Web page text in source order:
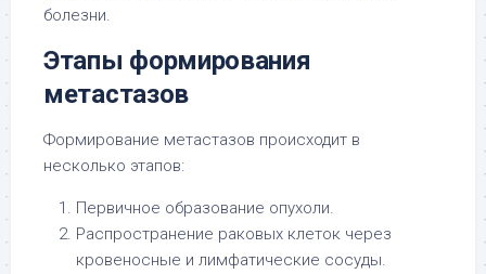
болезни.
Этапы формирования
метастазов
Формирование метастазов происходит в
несколько этапов:
Первичное образование опухоли.
Распространение раковых клеток через
кровеносные и лимфатические сосуды.